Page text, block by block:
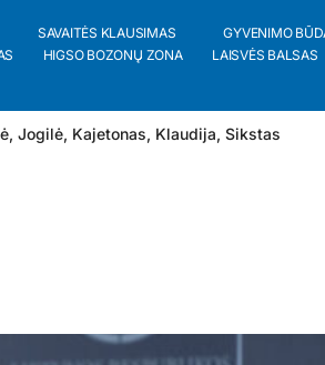
SAVAITĖS KLAUSIMAS GYVENIMO
HIGSO BOZONŲ ZONA LAISVĖS BALSAS
, Jogilė, Kajetonas, Klaudija, Sikstas